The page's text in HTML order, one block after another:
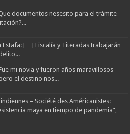
documentos nesesito para el trámite
Estafa: […] Fiscalía y Titeradas trabajarán
mi novia y fueron años maravillosos
el destino nos...
– Société des Américanistes:
maya en tiempo de pandemia”,